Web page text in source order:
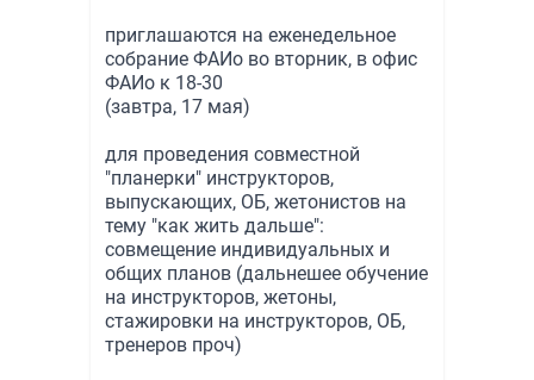
приглашаются на еженедельное
собрание ФАИо во вторник, в офис
ФАИо к 18-30
(завтра, 17 мая)
для проведения совместной
"планерки" инструкторов,
выпускающих, ОБ, жетонистов на
тему "как жить дальше":
совмещение индивидуальных и
общих планов (дальнешее обучение
на инструкторов, жетоны,
стажировки на инструкторов, ОБ,
тренеров проч)